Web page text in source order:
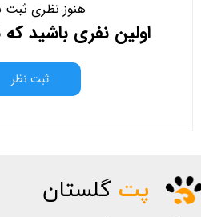
هنوز نظری ثبت
اولین نفری باشید
ثبت نظر
پت گلستان